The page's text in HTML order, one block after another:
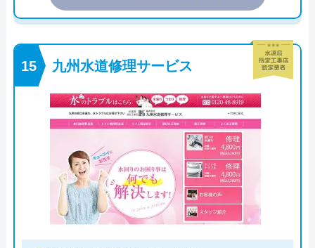
九州水道修理サービス